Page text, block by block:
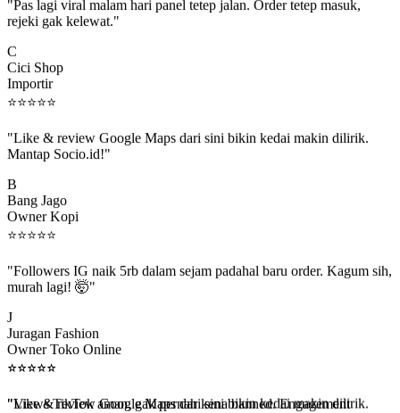
rejeki gak kelewat."
Cici Shop
Importir
⭐⭐⭐⭐⭐
Mantap Socio.id!"
Bang Jago
Owner Kopi
⭐⭐⭐⭐ ⭐
murah lagi! 🤯"
Juragan Fashion
Owner Toko Online
⭐⭐⭐⭐ ⭐
beneran naik, algoritma suka."